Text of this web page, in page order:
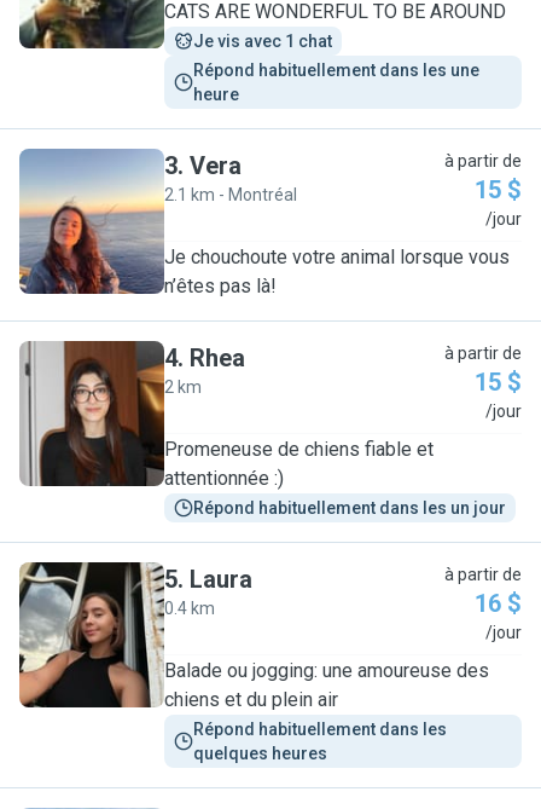
CATS ARE WONDERFUL TO BE AROUND
Je vis avec 1 chat
Répond habituellement dans les une
heure
V
3. Vera
2.1 km - Montréal
à partir de
15 $
/jour
Je chouchoute votre animal lorsque vous
n’êtes pas là!
R
4. Rhea
2 km
à partir de
15 $
/jour
Promeneuse de chiens fiable et
attentionnée :)
Répond habituellement dans les un jour
L
5. Laura
0.4 km
à partir de
16 $
/jour
Balade ou jogging: une amoureuse des
chiens et du plein air
Répond habituellement dans les
quelques heures